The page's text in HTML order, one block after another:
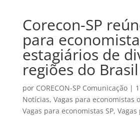
Corecon-SP
para
estagiários de
regiões do Brasil
por CORECON-SP Comunicação|
Notícias, Vagas para economistas
Vagas para economistas SP,